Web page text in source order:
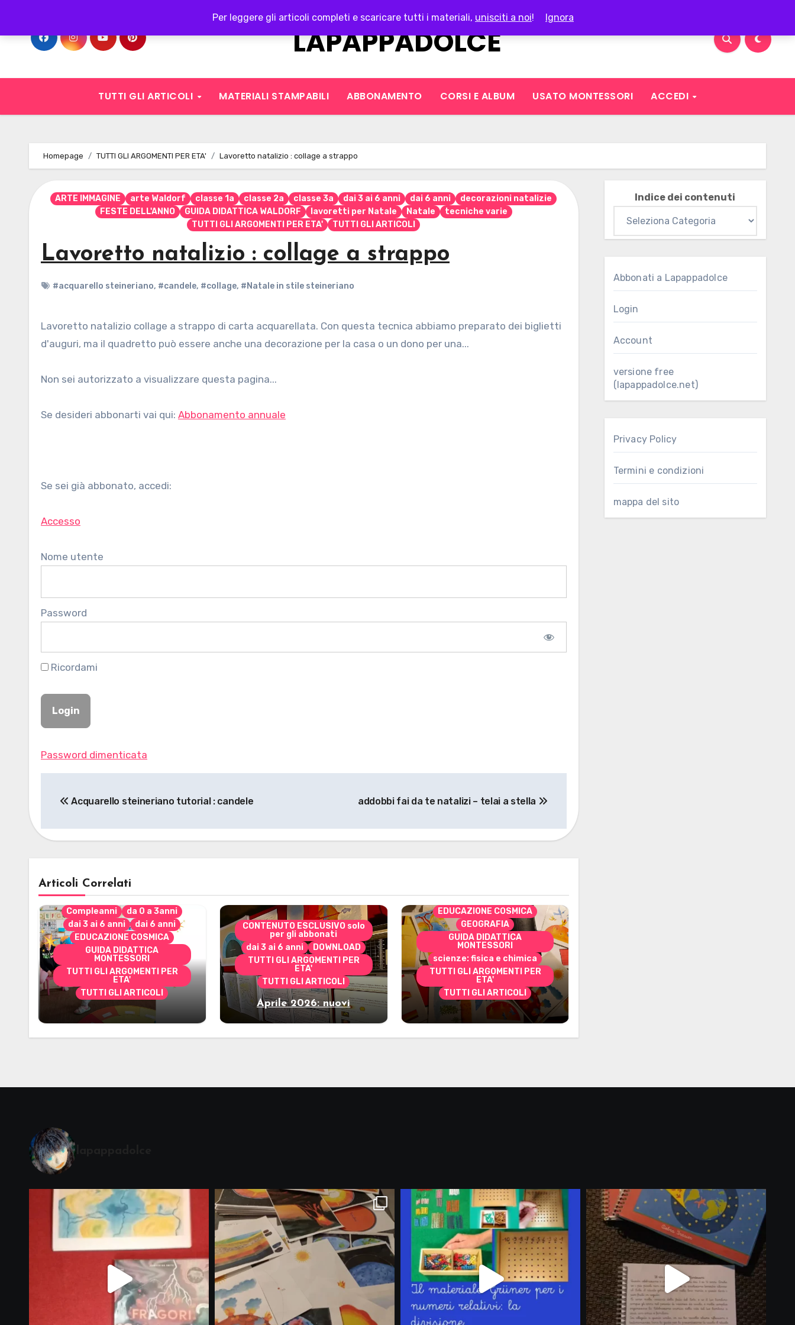
Per leggere gli articoli completi e scaricare tutti i materiali, unisciti a noi! Ignora
content
LAPAPPADOLCE
TUTTI GLI ARTICOLI MATERIALI STAMPABILI ABBONAMENTO CORSI E ALBUM USATO MONTESSORI ACCEDI
Homepage TUTTI GLI ARGOMENTI PER ETA' Lavoretto natalizio : collage a strappo
ARTE IMMAGINE arte Waldorf classe 1a classe 2a classe 3a dai 3 ai 6 anni dai 6 anni
decorazioni natalizie
FESTE DELL'ANNO
GUIDA DIDATTICA WALDORF lavoretti per Natale Natale
tecniche varie
TUTTI GLI ARGOMENTI PER ETA'
TUTTI GLI ARTICOLI
Lavoretto natalizio : collage a strappo
#acquarello steineriano, #candele, #collage, #Natale in stile steineriano
Lavoretto natalizio collage a strappo di carta acquarellata. Con questa tecnica abbiamo preparato dei biglietti
d'auguri, ma il quadretto può essere anche una decorazione per la casa o un dono per una...
Non sei autorizzato a visualizzare questa pagina...
Se desideri abbonarti vai qui: Abbonamento annuale
Se sei già abbonato, accedi:
Accesso
Nome utente
Password
Ricordami
Password dimenticata
articoli
Acquarello steineriano tutorial : candele addobbi fai da te natalizi – telai a stella
Articoli Correlati
Compleanni
da 0 a 3anni
dai 3 ai 6 anni
dai 6 anni
EDUCAZIONE COSMICA
GUIDA DIDATTICA
MONTESSORI
TUTTI GLI ARGOMENTI PER
ETA'
TUTTI GLI ARTICOLI
Alcuni materiali per
accompagnare la
Cerimonia del Sole
CONTENUTO ESCLUSIVO solo
per gli abbonati
dai 3 ai 6 anni
DOWNLOAD
TUTTI GLI ARGOMENTI PER
ETA'
TUTTI GLI ARTICOLI
Aprile 2026: nuovi
materiali stampabili per
CONTENUTO ESCLUSIVO solo
DOWNLOAD
EDUCAZIONE COSMICA
GEOGRAFIA
GUIDA DIDATTICA
MONTESSORI
scienze: fisica e chimica
TUTTI GLI ARGOMENTI PER
ETA'
TUTTI GLI ARTICOLI
Marzo 2026: nuovi
materiali stampabili per
gli abbonati
Indice dei contenuti
Abbonati a Lapappadolce
Login
Account
versione free
(lapappadolce.net)
Privacy Policy
Termini e condizioni
mappa del sito